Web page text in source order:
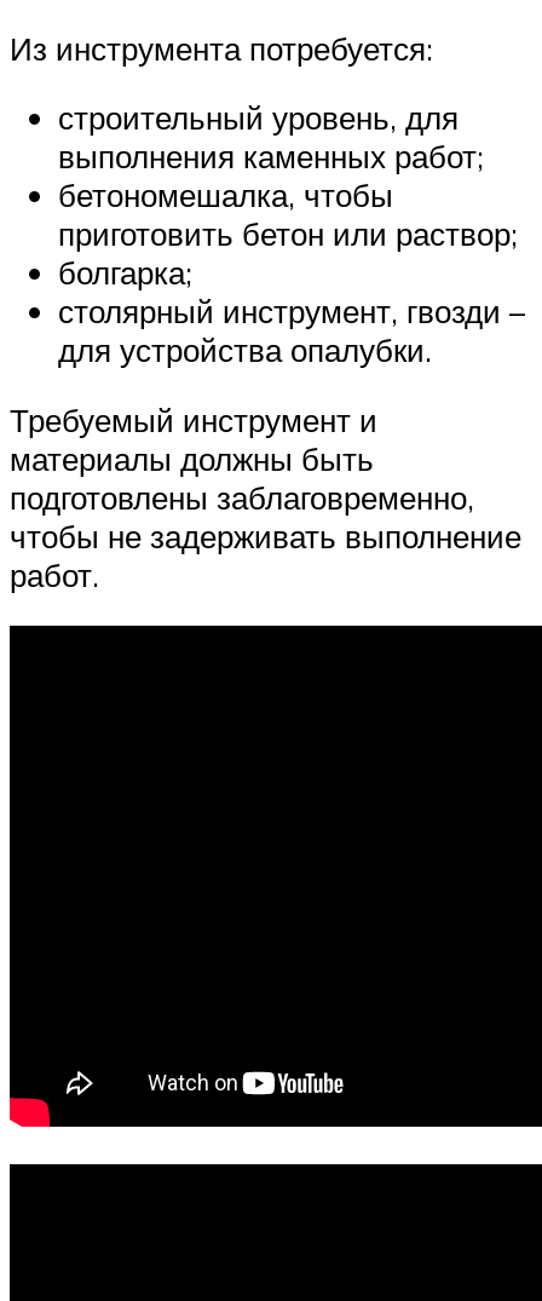
Из инструмента потребуется:
строительный уровень, для
выполнения каменных работ;
бетономешалка, чтобы
приготовить бетон или раствор;
болгарка;
столярный инструмент, гвозди –
для устройства опалубки.
Требуемый инструмент и
материалы должны быть
подготовлены заблаговременно,
чтобы не задерживать выполнение
работ.